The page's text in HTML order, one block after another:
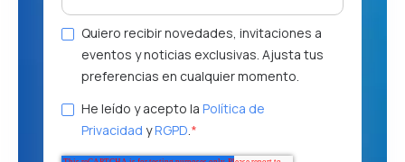
Quiero recibir novedades, invitaciones a
eventos y noticias exclusivas. Ajusta tus
preferencias en cualquier momento.
He leído y acepto la Política de
Privacidad yRGPD *